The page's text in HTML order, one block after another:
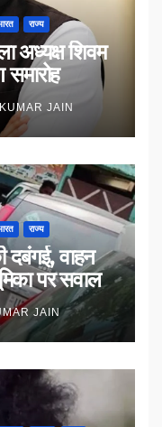
राज्य
अध्यक्ष शिवम
समारोह
JAIN
राज्य
पर सवाल
JAIN